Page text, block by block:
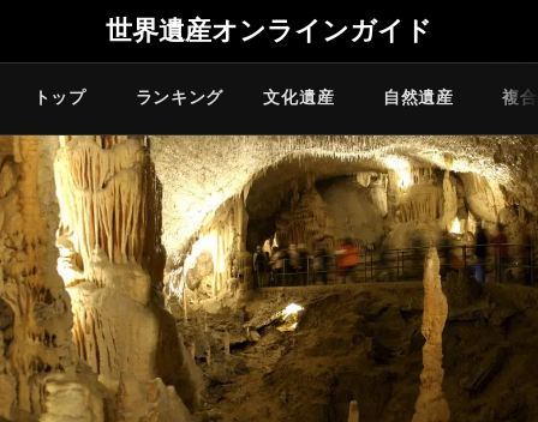
世界遺産オンラインガイド
トップ ランキング 文化遺産 自然遺産 複